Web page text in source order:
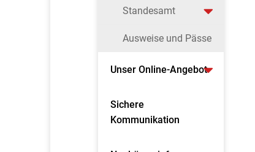
Standesamt
Ausweise und Pässe
Unser Online-Angebot
Sichere
Kommunikation